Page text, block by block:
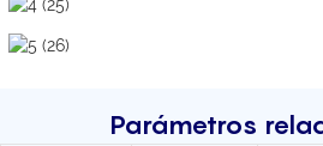
Parámetros